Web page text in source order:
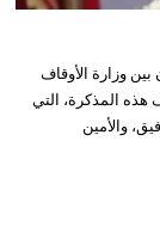
وزارة الأوقاف
هذه المذكرة، التي
والأمين